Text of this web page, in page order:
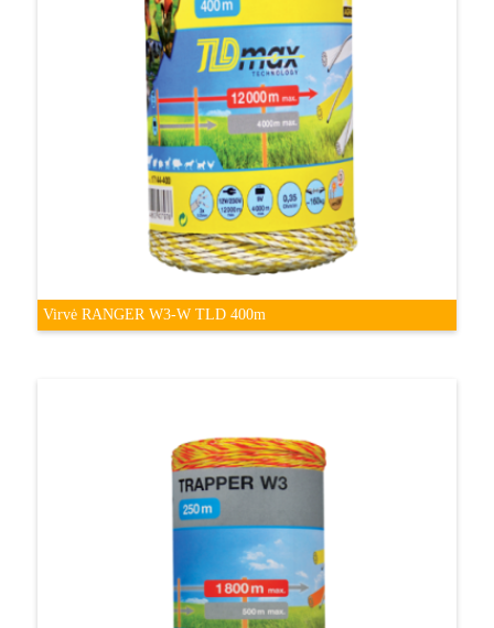
Virvė RANGER W3-W TLD 400m